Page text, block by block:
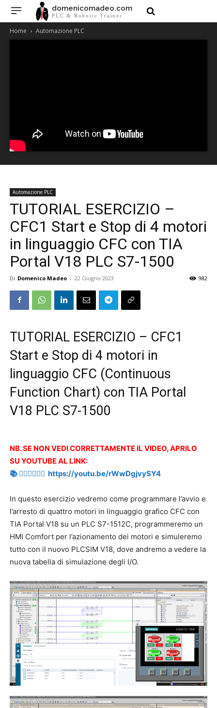
domenicomadeo.com
PLC & Robotic Trainer
Home Automazione PLC
Automazione PLC
TUTORIAL ESERCIZIO –
CFC1 Start e Stop di 4 motori
in linguaggio CFC con TIA
Portal V18 PLC S7-1500
Di Domenico Madeo - 22 Giugno 2023 982
TUTORIAL ESERCIZIO – CFC1
Start e Stop di 4 motori in
linguaggio CFC (Continuous
Function Chart) con TIA Portal
V18 PLC S7-1500
NB. SE NON VEDI CORRETTAMENTE IL VIDEO, APRILO
SU YOUTUBE AL LINK:
📚 👉🏻👉🏻👉🏻 https://youtu.be/rWwDgjvySY4
In questo esercizio vedremo come programmare l’avvio e
l’arresto di quattro motori in linguaggio grafico CFC con
TIA Portal V18 su un PLC S7-1512C, programmeremo un
HMI Comfort per l’azionamento dei motori e simuleremo
tutto con il nuovo PLCSIM V18, dove andremo a vedere la
nuova tabella di simulazione degli I/O.